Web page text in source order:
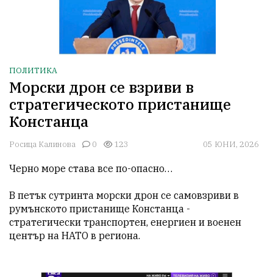
ПОЛИТИКА
Морски дрон се взриви в
стратегическото пристанище
Констанца
Росица Калинова 0 123 05 ЮНИ, 2026
Черно море става все по-опасно…
В петък сутринта морски дрон се самовзриви в
румънското пристанище Констанца -
стратегически транспортен, енергиен и военен
център на НАТО в региона.